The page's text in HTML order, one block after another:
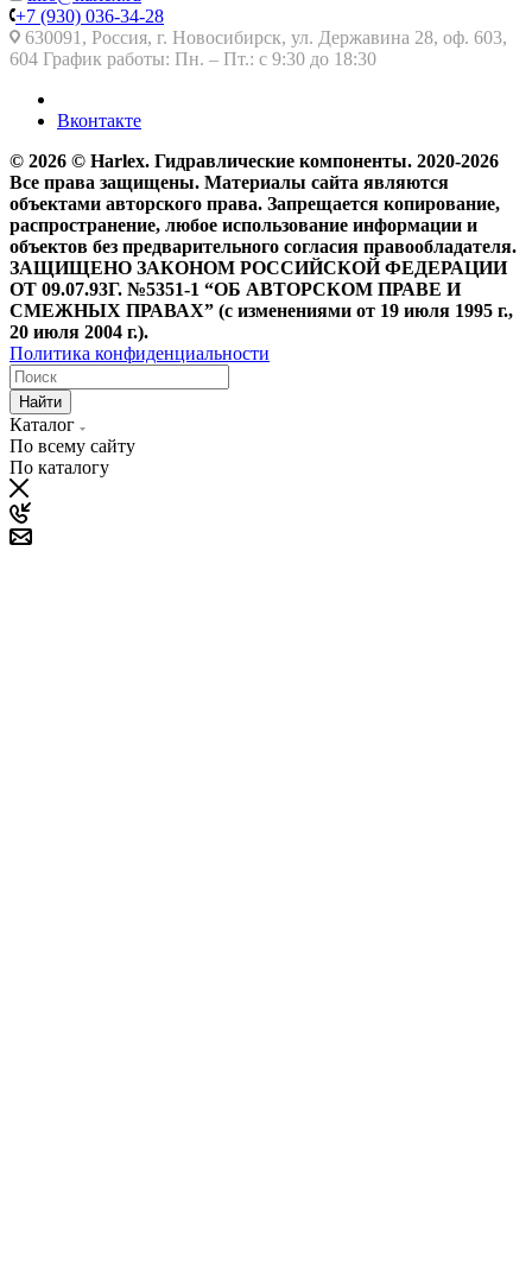
+7 (930) 036-34-28
630091, Россия, г. Новосибирск, ул. Державина 28, оф. 603,
604 График работы: Пн. – Пт.: с 9:30 до 18:30
Вконтакте
© 2026 © Harlex. Гидравлические компоненты. 2020-2026
Все права защищены. Материалы сайта являются
объектами авторского права. Запрещается копирование,
распространение, любое использование информации и
объектов без предварительного согласия правообладателя.
ЗАЩИЩЕНО ЗАКОНОМ РОССИЙСКОЙ ФЕДЕРАЦИИ
ОТ 09.07.93Г. №5351-1 “ОБ АВТОРСКОМ ПРАВЕ И
СМЕЖНЫХ ПРАВАХ” (с изменениями от 19 июля 1995 г.,
20 июля 2004 г.).
Политика конфиденциальности
Найти
Каталог
По всему сайту
По каталогу